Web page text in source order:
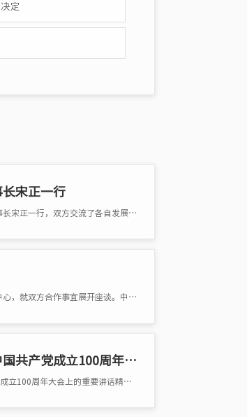
定
宋正一行
9月17日上午，杨春光理事长会见了到访我会的上海东方金融小镇开发有限公司党委书记、董事长宋正一行，双方交流了各自发展重�
6月15日下午，中国国际经济技术合作促进会理事长杨春光带队一行赴中智科学技术评价研究中心，就双方合作事宜展开座谈。中智�
中共中央办公厅发出通知要求认真学习贯彻习近平总书记在庆祝中国共产党成立100周年大会上的重要讲话精神
中共中央办公厅7月3日发出通知，要求各地区各部门认真学习贯彻习近平总书记在庆祝中国共产党成立100周年大会上的重要讲话精神。 &nb